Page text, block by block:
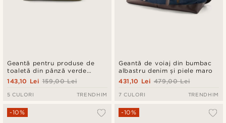
Geantă pentru produse de
toaletă din pânză verde
militar și piele maro
159,00 Lei
143,10 Lei
5 CULORI TRENDHIM
Geantă de voiaj din bumbac
albastru denim și piele maro
479,00 Lei
431,10 Lei
7 CULORI TRENDHIM
-10% -10%